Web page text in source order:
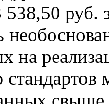
538,50 руб.
на